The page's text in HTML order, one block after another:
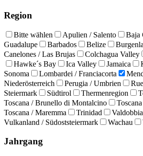
Region
Bitte wählen Apulien / Salento
Baja
Guadalupe
Barbados Belize
Canelones / Las Brujas
Colchagua Valley
Hawke´s Bay
Ica Valley Jamaica
Sonoma
Lombardei / Franciacorta
Niederösterreich
Perugia / Umbrien
Steiermark
Südtirol Thermenregion
Toscana / Brunello di Montalcino
Toscana / Maremma
Trinidad
Vulkanland / Südoststeiermark
Wachau
Jahrgang